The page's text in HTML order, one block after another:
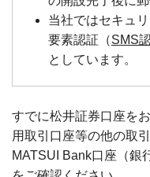
当社ではセキュ
要素認証（SMS
としています。
すでに松井証券口座を
用取引口座等の他の取
MATSUI Bank口座（銀